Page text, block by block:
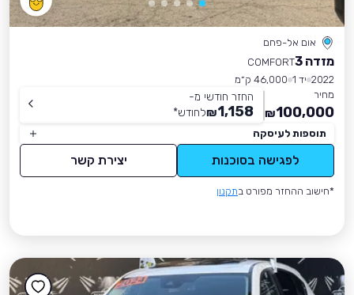
אום אל-פחם
מזדה 3
COMFORT
2022 יד 1
46,000 ק״מ
מחיר
100,000
₪
החזר חודשי מ-
1,158
₪לחודש*
תוספות לעיסקה
לפגישה בסוכנות יצירת קשר
*חישוב ההחזר מפורט בתקנון